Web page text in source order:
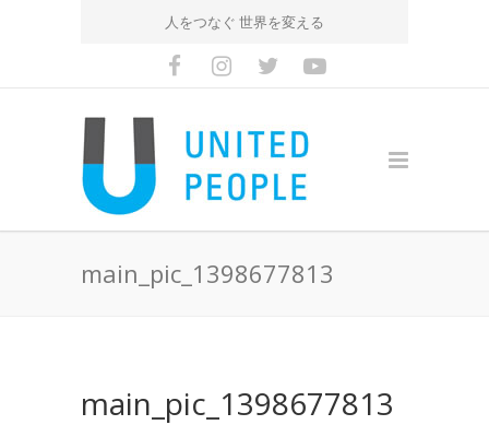
人をつなぐ 世界を変える
main_pic_1398677813
main_pic_1398677813